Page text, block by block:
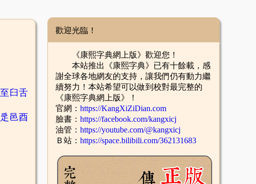
至 臼舌
辵 邑酉
歡迎光臨！
《康熙字典網上版》歡迎您！
本站推出《康熙字典》已有十餘載，感
謝全球各地網友的支持，讓我們仍有動力繼
續努力！本站希望可以做到校對最完整的
《康熙字典網上版》！
官網： https://KangXiZiDian.com
臉書： https://facebook.com/kangxicj
油管： https://youtube.com/@kangxicj
Ｂ站： https://space.bilibili.com/362131683